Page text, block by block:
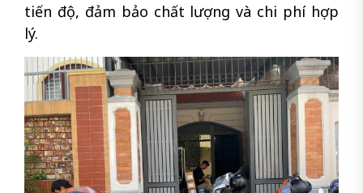
tiến độ, đảm bảo chất lượng và chi phí hợp
lý.